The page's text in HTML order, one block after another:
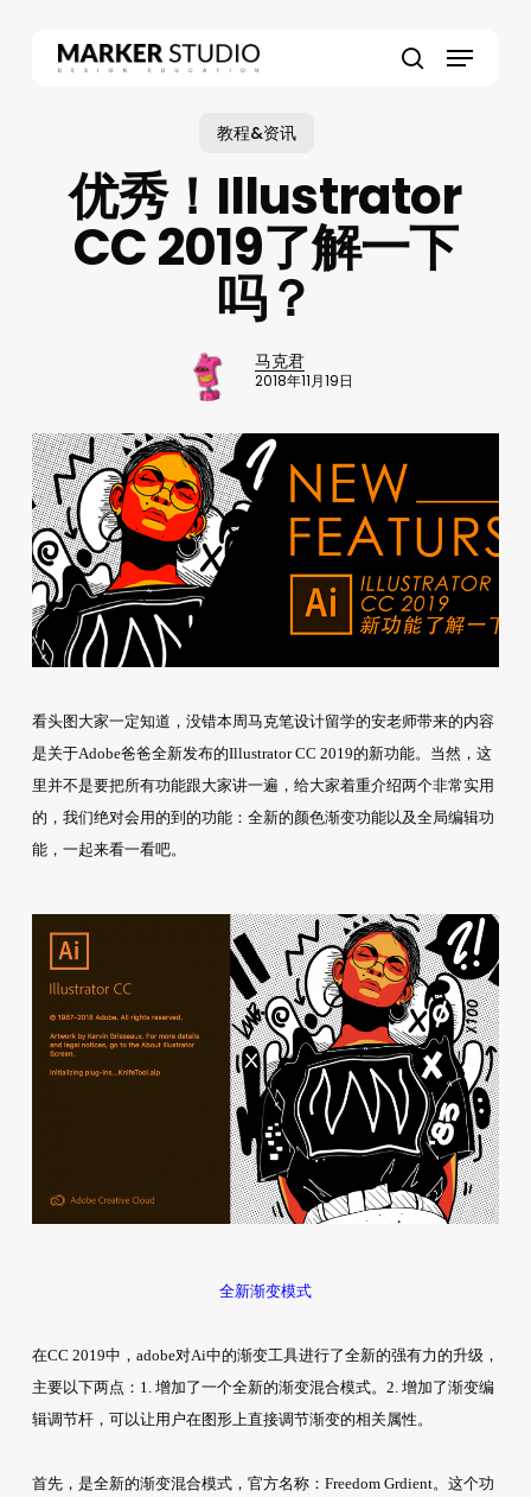
Menu
教程&资讯
优秀！Illustrator
CC 2019了解一下
吗？
马克君
2018年11月19日
看头图大家一定知道，没错本周马克笔设计留学的安老师带来的内容
是关于Adobe爸爸全新发布的Illustrator CC 2019的新功能。当然，这
里并不是要把所有功能跟大家讲一遍，给大家着重介绍两个非常实用
的，我们绝对会用的到的功能：全新的颜色渐变功能以及全局编辑功
能，一起来看一看吧。
全新渐变模式
在CC 2019中，adobe对Ai中的渐变工具进行了全新的强有力的升级，
主要以下两点：1. 增加了一个全新的渐变混合模式。2. 增加了渐变编
辑调节杆，可以让用户在图形上直接调节渐变的相关属性。
首先，是全新的渐变混合模式，官方名称：Freedom Grdient。这个功